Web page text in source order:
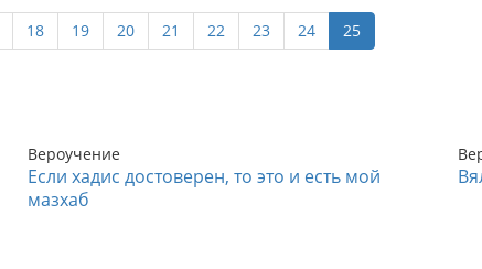
18 19 20 21 22 23 24 25
Вероучение
Если хадис достоверен, то это и есть мой
мазхаб